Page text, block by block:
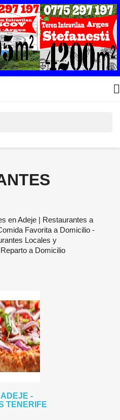

en Adeje | Restaurantes a
Favorita a Domicilio -
Locales y
a Domicilio
ADEJE -
TENERIFE